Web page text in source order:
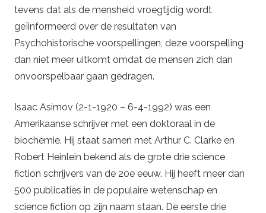
tevens dat als de mensheid vroegtijdig wordt
geïinformeerd over de resultaten van
Psychohistorische voorspellingen, deze voorspelling
dan niet meer uitkomt omdat de mensen zich dan
onvoorspelbaar gaan gedragen.
Isaac Asimov (2-1-1920 – 6-4-1992) was een
Amerikaanse schrijver met een doktoraal in de
biochemie. Hij staat samen met Arthur C. Clarke en
Robert Heinlein bekend als de grote drie science
fiction schrijvers van de 20e eeuw. Hij heeft meer dan
500 publicaties in de populaire wetenschap en
science fiction op zijn naam staan. De eerste drie